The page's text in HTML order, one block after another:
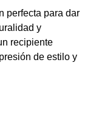
perfecta para dar
y
recipiente
de estilo y